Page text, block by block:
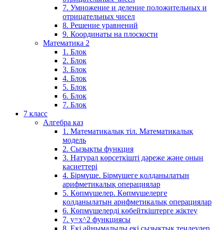
7. Умножение и деление положительных и
отрицательных чисел
8. Решение уравнений
9. Координаты на плоскости
Математика 2
1. Блок
2. Блок
3. Блок
4. Блок
5. Блок
6. Блок
7. Блок
7 класс
Алгебра каз
1. Математикалық тіл. Математикалық
модель
2. Сызықты функция
3. Натурал көрсеткішті дәреже және оның
қасиеттері
4. Бірмүше. Бірмүшеге қолданылатын
арифметикалық операциялар
5. Көпмүшелер. Көпмүшелерге
қолданылатын арифметикалық операциялар
6. Көпмүшелерді көбейткіштерге жіктеу
7. у=х^2 функциясы
8. Екі айнымалылы екі сызықтық теңдеулер